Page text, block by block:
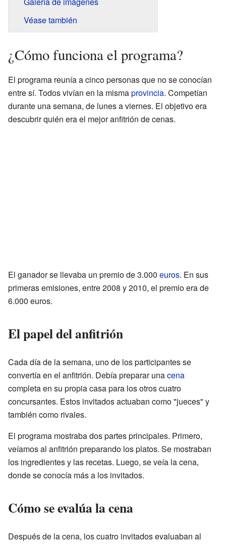
Véase también
¿Cómo funciona el programa?
El programa reunía a cinco personas que no se conocían
entre sí. Todos vivían en la mismaprovincia. Competían
durante una semana, de lunes a viernes. El objetivo era
descubrir quién era el mejor anfitrión de cenas.
El ganador se llevaba un premio de 3.000 euros. En sus
primeras emisiones, entre 2008 y 2010, el premio era de
6.000 euros.
El papel del anfitrión
Cada día de la semana, uno de los participantes se
convertía en el anfitrión. Debía preparar unacena
completa en su propia casa para los otros cuatro
concursantes. Estos invitados actuaban como "jueces" y
también como rivales.
El programa mostraba dos partes principales. Primero,
veíamos al anfitrión preparando los platos. Se mostraban
los ingredientes y las recetas. Luego, se veía la cena,
donde se conocía más a los invitados.
Cómo se evalúa la cena
Después de la cena, los cuatro invitados evaluaban al